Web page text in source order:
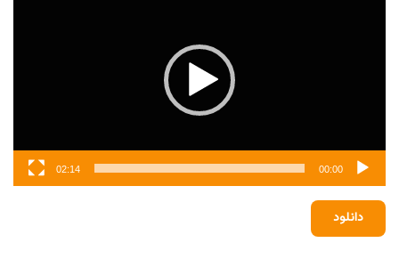
00:00
02:14
دانلود